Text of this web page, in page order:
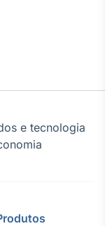
e tecnologia